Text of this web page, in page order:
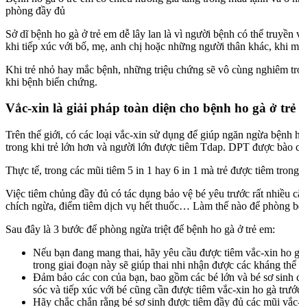
phòng đầy đủ
Sở dĩ bệnh ho gà ở trẻ em dễ lây lan là vì người bệnh có thể
khi tiếp xúc với bố, mẹ, anh chị hoặc những người thân khác, khi
Khi trẻ nhỏ hay mắc bệnh, những triệu chứng sẽ vô cùng nghiêm
khi bệnh biến chứng.
Vắc-xin là giải pháp toàn diện cho bệnh ho gà ở trẻ
Trên thế giới, có các loại vắc-xin sử dụng để giúp ngăn ngừa bệnh
trong khi trẻ lớn hơn và người lớn được tiêm Tdap. DPT được bào
Thực tế, trong các mũi tiêm 5 in 1 hay 6 in 1 mà trẻ được tiêm
Việc tiêm chủng đầy đủ có tác dụng bảo vệ bé yêu trước rất
chích ngừa, điểm tiêm dịch vụ hết thuốc… Làm thế nào để phòng
Sau đây là 3 bước để phòng ngừa triệt để bệnh ho gà ở trẻ em:
Nếu bạn đang mang thai, hãy yêu cầu được tiêm vắc-xin
trong giai đoạn này sẽ giúp thai nhi nhận được các kháng
Đảm bảo các con của bạn, bao gồm các bé lớn và bé sơ
sóc và tiếp xúc với bé cũng cần được tiêm vắc-xin ho gà
Hãy chắc chắn rằng bé sơ sinh được tiêm đầy đủ các mũi